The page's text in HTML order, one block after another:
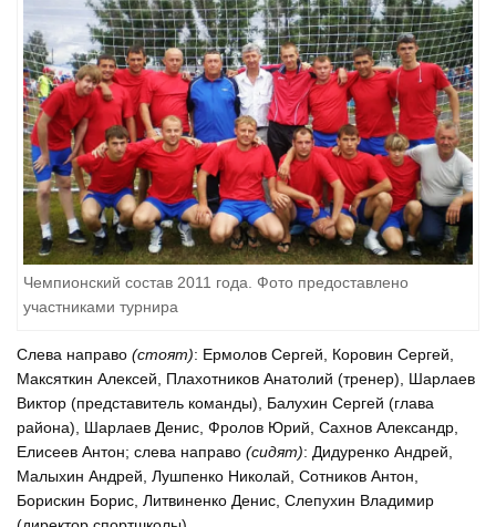
Чемпионский состав 2011 года. Фото предоставлено
участниками турнира
Слева направо (стоят): Ермолов Сергей, Коровин Сергей,
Максяткин Алексей, Плахотников Анатолий (тренер), Шарлаев
Виктор (представитель команды), Балухин Сергей (глава
района), Шарлаев Денис, Фролов Юрий, Сахнов Александр,
Елисеев Антон; слева направо (сидят): Дидуренко Андрей,
Малыхин Андрей, Лушпенко Николай, Сотников Антон,
Борискин Борис, Литвиненко Денис, Слепухин Владимир